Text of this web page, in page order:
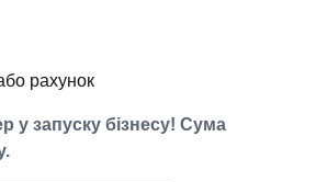
рахунок
у запуску бізнесу! Сума